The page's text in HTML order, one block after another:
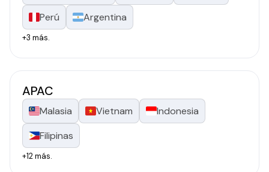
Perú
Argentina
+3 más.
APAC
Malasia Vietnam
Indonesia
Filipinas
+12 más.